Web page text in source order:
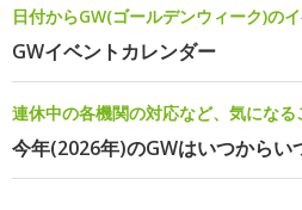
日付からGW(ゴールデンウィーク)の
GWイベントカレンダー
連休中の各機関の対応など、気になる
今年(2026年)のGWはいつからい